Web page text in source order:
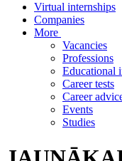
Virtual internships
Companies
More
Vacancies
Professions
Educational
Career tests
Career
Events
Studies